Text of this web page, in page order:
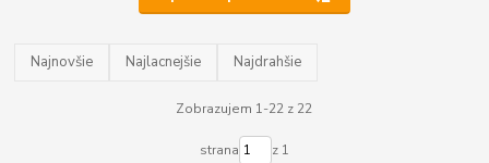
Najnovšie Najlacnejšie Najdrahšie
Zobrazujem 1-22 z 22
strana z 1